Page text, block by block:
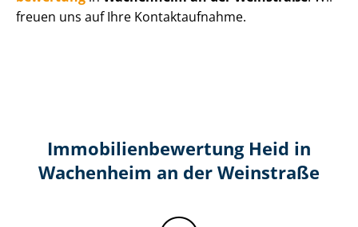
freuen uns auf Ihre Kontaktaufnahme.
Immobilien­bewertung Heid in
Wachenheim an der Weinstraße